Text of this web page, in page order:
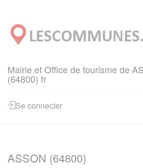
Mairie et Office de tourisme de
(64800) fr
Se connecter
ASSON (64800)